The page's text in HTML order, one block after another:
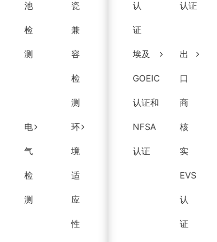
池
检
测
瓷
兼
容
检
测
电
气
检
测
环
境
适
应
性
认
证
认证
埃及
GOEIC
认证和
NFSA
认证
出
口
商
核
实
EVS
认
证